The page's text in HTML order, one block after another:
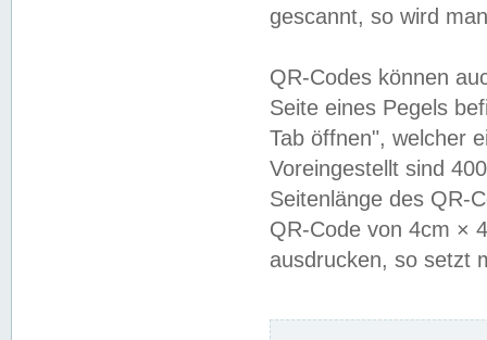
gescannt, so wird
QR-Codes können
Seite eines Pegels
Tab öffnen", welcher
Voreingestellt sind
Seitenlänge des QR-
QR-Code von 4cm ×
ausdrucken, so setzt